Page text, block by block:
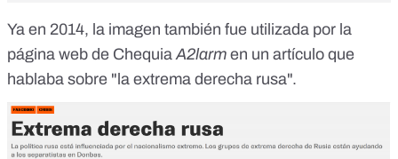
Ya en 2014, la imagen también fue utilizada por la
página web de Chequia A2larm en un artículo que
hablaba sobre "la extrema derecha rusa".